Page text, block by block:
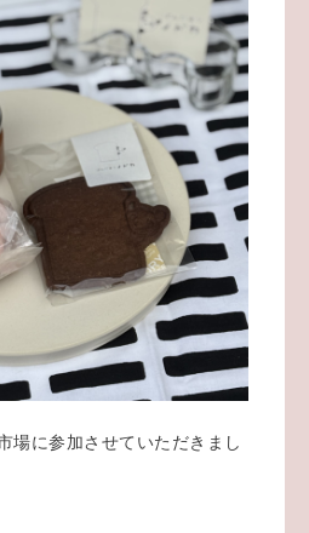
場に参加させていただきまし